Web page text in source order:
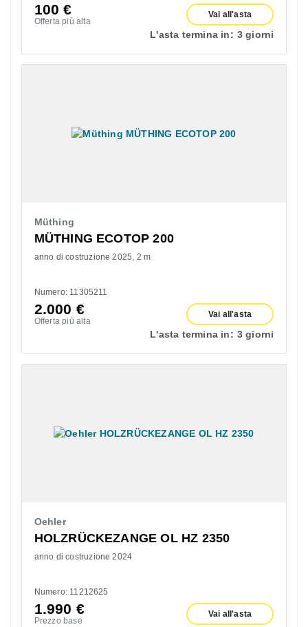
100€
Offerta più alta
Vai all'asta
L'asta termina in: 3 giorni
Müthing
MÜTHING ECOTOP 200
anno di costruzione 2025 2 m
Numero: 11305211
2.000 €
Offerta più alta
Vai all'asta
L'asta termina in: 3 giorni
Oehler
HOLZRÜCKEZANGE OL HZ 2350
anno di costruzione 2024
Numero: 11212625
1.990 €
Prezzo base
Vai all'asta